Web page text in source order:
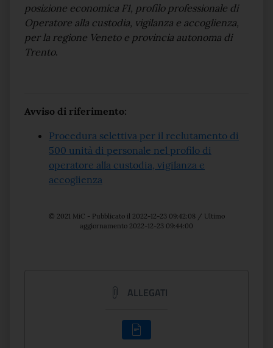
posizione economica F1, profilo professionale di
Operatore alla custodia, vigilanza e accoglienza,
per la regione Veneto e provincia autonoma di
Trento.
Avviso di riferimento:
Procedura selettiva per il reclutamento di
500 unità di personale nel profilo di
operatore alla custodia, vigilanza e
accoglienza
© 2021 MiC - Pubblicato il 2022-12-23 09:42:08 / Ultimo
aggiornamento 2022-12-23 09:44:00
ALLEGATI